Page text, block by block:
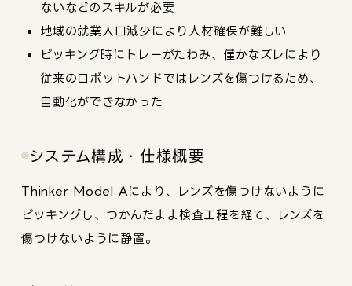
ないなどのスキルが必要
地域の就業人口減少により人材確保が難しい
ピッキング時にトレーがたわみ、僅かなズレにより
従来のロボットハンドではレンズを傷つけるため、
自動化ができなかった
システム構成・仕様概要
Thinker Model Aにより、レンズを傷つけないように
ピッキングし、つかんだまま検査工程を経て、レンズを
傷つけないように静置。